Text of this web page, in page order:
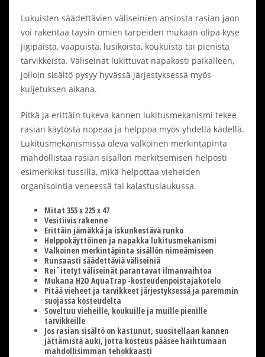
Lukuisten säädettävien väliseinien ansiosta rasian jaon
voi rakentaa täysin omien tarpeiden mukaan olipa kyse
jigipäistä, vaapuista, lusikoista, koukuista tai pienistä
tarvikkeista. Väliseinät lukittuvat napakasti paikalleen,
jolloin sisältö pysyy hyvässä järjestyksessä myös
kuljetuksen aikana.
Pitkä ja erittäin tukeva kannen lukitusmekanismi tekee
rasian käytöstä nopeaa ja helppoa myös yhdellä kädellä.
Lukitusmekanismissa oleva valkoinen merkintäpinta
mahdollistaa rasian sisällön merkitsemisen helposti
esimerkiksi tussilla, mikä helpottaa vieheiden
organisointia veneessä tai kalastuslaukussa.
Mitat 355 x 225 x 47
Vesitiivis rakenne
Erittäin jämäkkä ja iskunkestävä runko
Helppokäyttöinen ja napakka lukitusmekanismi
Valkoinen merkintäpinta sisällön nimeämiseen
Runsaasti säädettäviä väliseiniä
Rei´itetyt väliseinät parantavat ilmanvaihtoa
Mukana H2O AquaTrap -kosteudenpoistajakotelo
Pitää vieheet ja tarvikkeet järjestyksessä ja paremmin
suojassa kosteudelta
Soveltuu vieheille, koukuille ja muille pienille
tarvikkeille
Jos rasian sisältö on kastunut, suositellaan kannen
jättämistä auki, jotta kosteus pääsee haihtumaan
mahdollisimman tehokkaasti